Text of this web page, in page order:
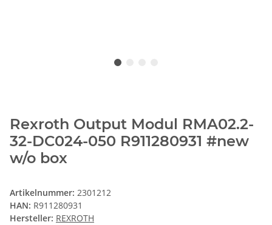
Rexroth Output Modul RMA02.2-
32-DC024-050 R911280931 #new
w/o box
Artikelnummer: 2301212
HAN: R911280931
Hersteller: REXROTH